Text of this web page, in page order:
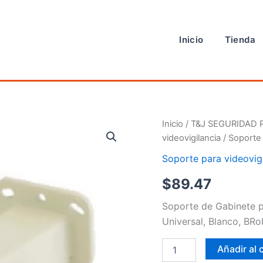
Inicio Tienda
Inicio /T&J SEGURIDAD
videovigilancia / Soporte
Soporte para
$89.47
Soporte de Gabinete
Universal, Blanco,
Soporte
de
Gabinete
para
de
videovigil
cantidad
Añadir al